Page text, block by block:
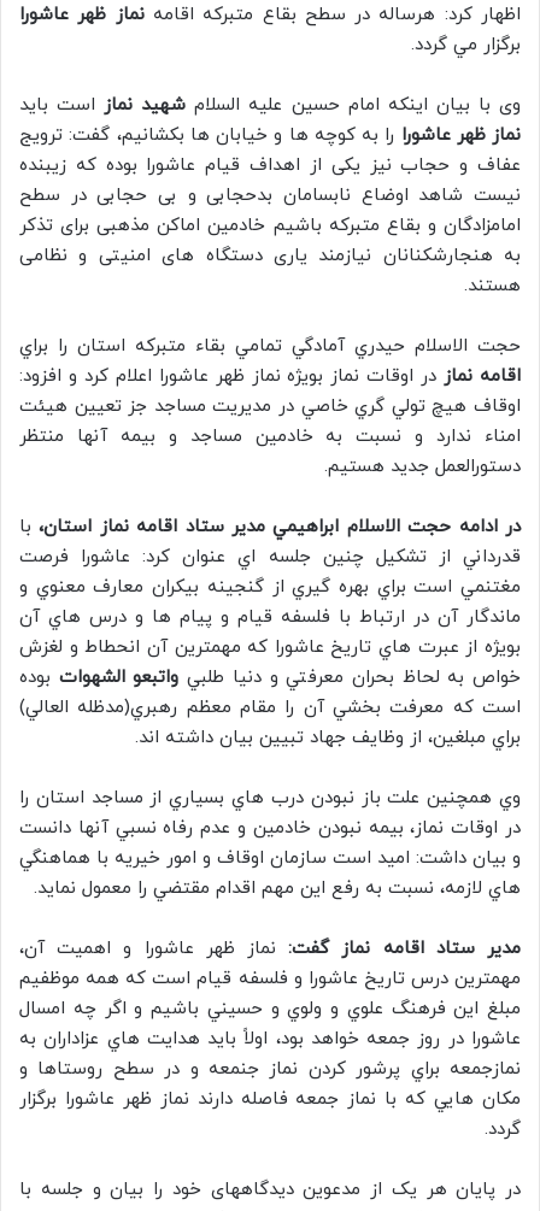
اظهار کرد: هرساله در سطح بقاع متبرکه اقامهنماز ظهر عاشورا
برگزار مي گردد.
وی با بیان اینکه امام حسین عليه السلام شهید نماز است باید
نماز ظهر عاشورا را به کوچه ها و خیابان ها بکشانیم، گفت: ترویج
عفاف و حجاب نیز یکی از اهداف قیام عاشورا بوده که زیبنده
نیست شاهد اوضاع نابسامان بدحجابی و بی حجابی در سطح
امامزادگان و بقاع متبرکه باشیم خادمین اماکن مذهبی برای تذکر
به هنجارشکنانان نیازمند یاری دستگاه های امنیتی و نظامی
هستند.
حجت الاسلام حيدري آمادگي تمامي بقاء متبركه استان را براي
اقامه نماز در اوقات نماز بويژه نماز ظهر عاشورا اعلام كرد و افزود:
اوقاف هيچ تولي گري خاصي در مديريت مساجد جز تعيين هيئت
امناء ندارد و نسبت به خادمين مساجد و بيمه آنها منتظر
دستورالعمل جديد هستيم.
در ادامه حجت الاسلام ابراهيمي مدير ستاد اقامه نماز استان،با
قدرداني از تشكيل چنين جلسه اي عنوان كرد: عاشورا فرصت
مغتنمي است براي بهره گيري از گنجينه بيكران معارف معنوي و
ماندگار آن در ارتباط با فلسفه قيام و پيام ها و درس هاي آن
بويژه از عبرت هاي تاريخ عاشورا كه مهمترين آن انحطاط و لغزش
خواص به لحاظ بحران معرفتي و دنيا طلبي واتبعو الشهوات بوده
است كه معرفت بخشي آن را مقام معظم رهبري(مدظله العالي)
براي مبلغين، از وظايف جهاد تبيين بيان داشته اند.
وي همچنين علت باز نبودن درب هاي بسياري از مساجد استان را
در اوقات نماز، بيمه نبودن خادمين و عدم رفاه نسبي آنها دانست
و بيان داشت: اميد است سازمان اوقاف و امور خيريه با هماهنگي
هاي لازمه، نسبت به رفع اين مهم اقدام مقتضي را معمول نمايد.
مدير ستاد اقامه نماز گفت:نماز ظهر عاشورا و اهميت آن،
مهمترين درس تاريخ عاشورا و فلسفه قيام است كه همه موظفيم
مبلغ اين فرهنگ علوي و ولوي و حسيني باشيم و اگر چه امسال
عاشورا در روز جمعه خواهد بود، اولاً بايد هدايت هاي عزاداران به
نمازجمعه براي پرشور كردن نماز جنمعه و در سطح روستاها و
مكان هايي كه با نماز جمعه فاصله دارند نماز ظهر عاشورا برگزار
گردد.
در پایان هر یک از مدعوين دیدگاههای خود را بیان و جلسه با